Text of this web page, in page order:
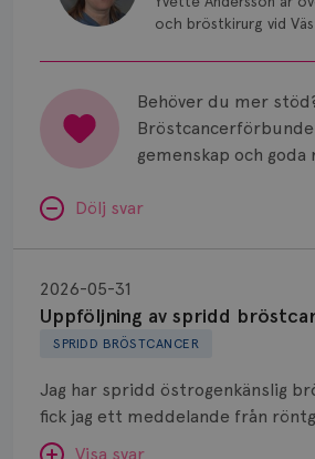
och bröstkirurg vid
Behöver du mer
gemenskap och goda
Dölj svar
SPRIDD BRÖSTCANCER
Uppföljning av spridd
2026-05-31
Jag har spridd östrogenkänslig
fick jag ett meddelande från
sjukhus i Jönköping om att jag inte
Visa svar
spridd
bröstcancer